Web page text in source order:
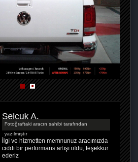
Selçuk A.
Fotoğraftaki aracın sahibi tarafından
yazılmıştır
İlgi ve hizmetten memnunuz aracımızda
ciddi bir performans artışı oldu, teşekkür
ederiz